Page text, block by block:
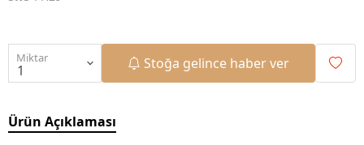
Miktar Stoğa gelince haber ver
Ürün Açıklaması